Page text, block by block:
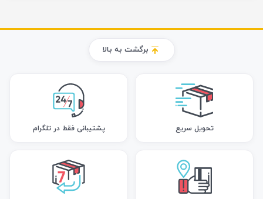
برگشت به بالا
تحویل سریع پشتیبانی فقط در تلگرام